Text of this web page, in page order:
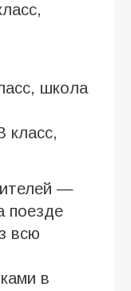
школа
класс,
—
поезде
всю
в